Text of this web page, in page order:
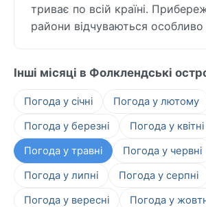
триває по всій країні.
райони відчуваються
Інші місяці в Фолклендські
Погода у січні
Погода у лютому
Погода у березні
Погода у квітні
Погода у травні
Погода у червні
Погода у липні
Погода у серпні
Погода у вересні
Погода у